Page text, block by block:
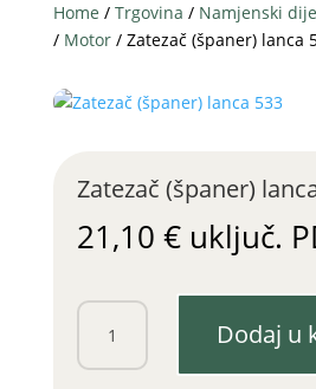
Home / Trgovina / Namjenski
/ Motor/ Zatezač (španer) lanca
Zatezač (španer)
21,10 € uključ.
Zatezač
(španer)
lanca
Dodaj u